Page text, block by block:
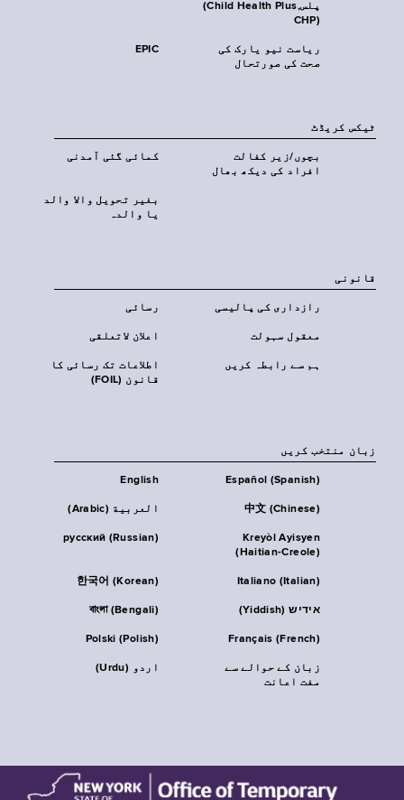
پلس‎(Child Health Plus,
CHP)‎
EPIC
ریاست نیو یارک کی
صحت کی صورتحال
ٹیکس کریڈٹ
کمائی گئی آمدنی
بچوں/زیر کفالت
افراد کی دیکھ بھال
بغیر تحویل والا والد
یا والدہ
قانونی
رسائی رازداری کی پالیسی
اعلان لاتعلقی معقول سہولت
اطلاعات تک رسائی کا
قانون (FOIL)
ہم سے رابطہ کریں
زبان منتخب کریں
English Español (Spanish)
العربية (Arabic) 中文 (Chinese)
русский (Russian)
Kreyòl Ayisyen
(Haitian-Creole)
한국어 (Korean) Italiano (Italian)
বাংলা (Bengali) אידיש (Yiddish)
Polski (Polish) Français (French)
اردو (Urdu)
زبان کے حوالے سے
مفت اعانت